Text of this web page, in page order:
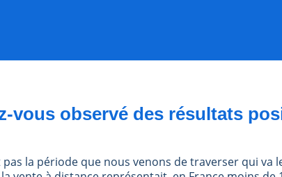
vous observé des résultats
la période que nous venons de traverser qui va